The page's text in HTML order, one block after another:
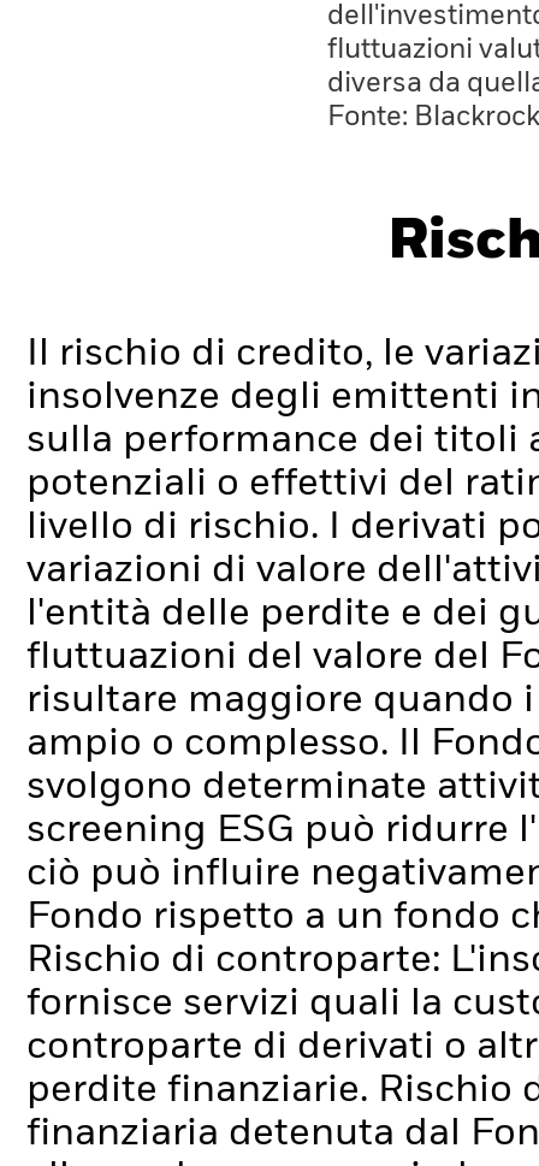
fluttuazioni
diversa da
Fonte: Blackrock
Il rischio di credito, le
insolvenze degli emittenti
sulla performance dei titoli
potenziali o effettivi del
livello di rischio.
I derivati
variazioni di valore
l'entità delle perdite e dei
fluttuazioni del valore del
risultare maggiore quando
ampio o complesso.
Il
svolgono determinate
screening ESG può ridurre
ciò può influire
Fondo rispetto a un fondo
Rischio di controparte:
fornisce servizi quali la
controparte di derivati o
perdite finanziarie. Rischio
finanziaria detenuta dal